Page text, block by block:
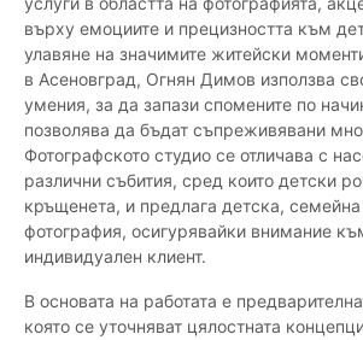
върху емоциите и прецизността към
улавяне на значимите житейски
в Асеновград, Огнян Димов използва
умения, за да запази спомените по
позволява да бъдат съпреживявани
Фотографското студио се отличава с
различни събития, сред които детски
кръщенета, и предлага детска,
фотография, осигурявайки внимание
индивидуален клиент.
В основата на работата е
която се уточняват цялостната